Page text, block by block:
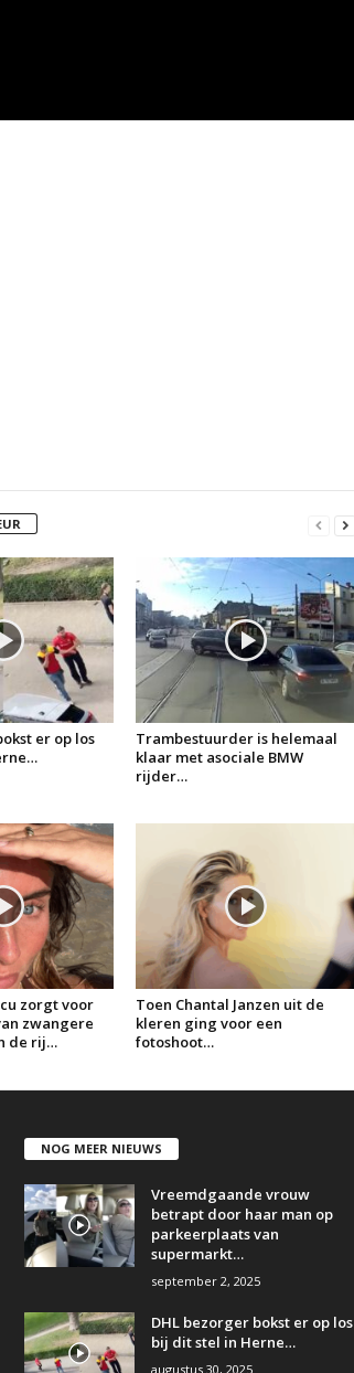
er op los
Trambestuurder is helemaal
klaar met asociale BMW
rijder…
zorgt voor
zwangere
de rij…
Toen Chantal Janzen uit de
kleren ging voor een
fotoshoot…
NOG MEER NIEUWS
Vreemdgaande vrouw
betrapt door haar man op
parkeerplaats van
supermarkt…
september 2, 2025
DHL bezorger bokst er op los
bij dit stel in Herne…
augustus 30, 2025